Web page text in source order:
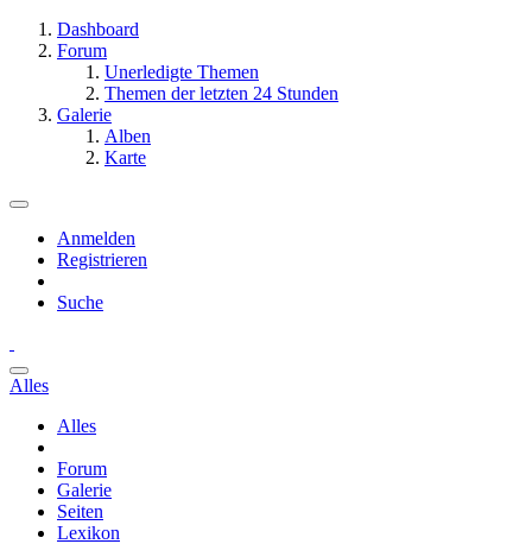
Dashboard
Forum
Unerledigte Themen
Themen der letzten 24 Stunden
Galerie
Alben
Karte
Anmelden
Registrieren
Suche
Alles
Alles
Forum
Galerie
Seiten
Lexikon